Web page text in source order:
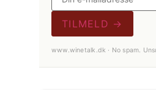
TILMELD →
www.winetalk.dk · No spam.